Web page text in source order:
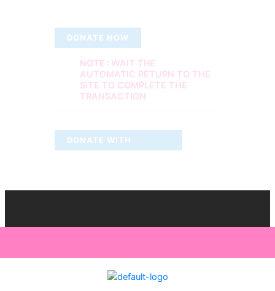
DONATE NOW
NOTE : WAIT THE
AUTOMATIC RETURN TO THE
SITE TO COMPLETE THE
TRANSACTION